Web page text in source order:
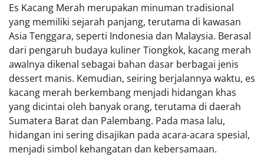
Es Kacang Merah merupakan minuman tradisional
yang memiliki sejarah panjang, terutama di kawasan
Asia Tenggara, seperti Indonesia dan Malaysia. Berasal
dari pengaruh budaya kuliner Tiongkok, kacang merah
awalnya dikenal sebagai bahan dasar berbagai jenis
dessert manis. Kemudian, seiring berjalannya waktu, es
kacang merah berkembang menjadi hidangan khas
yang dicintai oleh banyak orang, terutama di daerah
Sumatera Barat dan Palembang. Pada masa lalu,
hidangan ini sering disajikan pada acara-acara spesial,
menjadi simbol kehangatan dan kebersamaan.